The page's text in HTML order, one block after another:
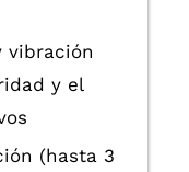
vibración
y el
(hasta 3